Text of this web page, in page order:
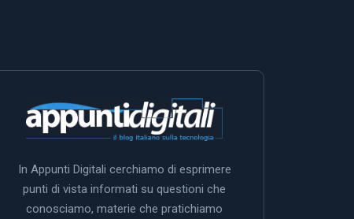
In Appunti Digitali cerchiamo di esprimere
punti di vista informati su questioni che
conosciamo, materie che pratichiamo